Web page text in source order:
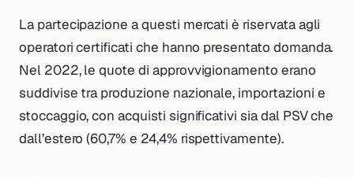
La partecipazione a questi mercati è riservata agli
operatori certificati che hanno presentato domanda.
Nel 2022, le quote di approvvigionamento erano
suddivise tra produzione nazionale, importazioni e
stoccaggio, con acquisti significativi sia dal PSV che
dall’estero (60,7% e 24,4% rispettivamente).